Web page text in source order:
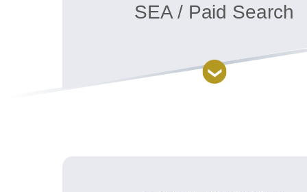
SEA / Paid Search